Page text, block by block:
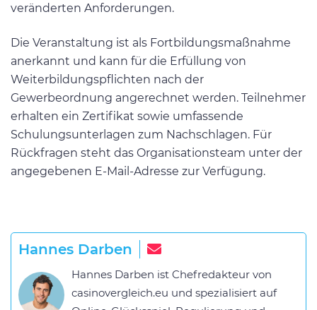
veränderten Anforderungen.
Die Veranstaltung ist als Fortbildungsmaßnahme
anerkannt und kann für die Erfüllung von
Weiterbildungspflichten nach der
Gewerbeordnung angerechnet werden. Teilnehmer
erhalten ein Zertifikat sowie umfassende
Schulungsunterlagen zum Nachschlagen. Für
Rückfragen steht das Organisationsteam unter der
angegebenen E-Mail-Adresse zur Verfügung.
Hannes Darben
Hannes Darben ist Chefredakteur von
casinovergleich.eu und spezialisiert auf